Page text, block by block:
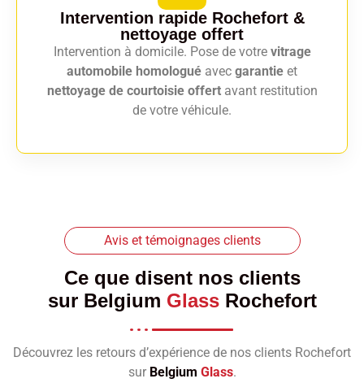
Intervention rapide Rochefort &
nettoyage offert
Intervention à domicile. Pose de votre vitrage
automobile homologué avec garantie et
nettoyage de courtoisie offertavant restitution
de votre véhicule.
Avis et témoignages clients
Ce que disent nos clients
sur Belgium GlassRochefort
Découvrez les retours d’expérience de nos clients Rochefort
sur Belgium Glass.